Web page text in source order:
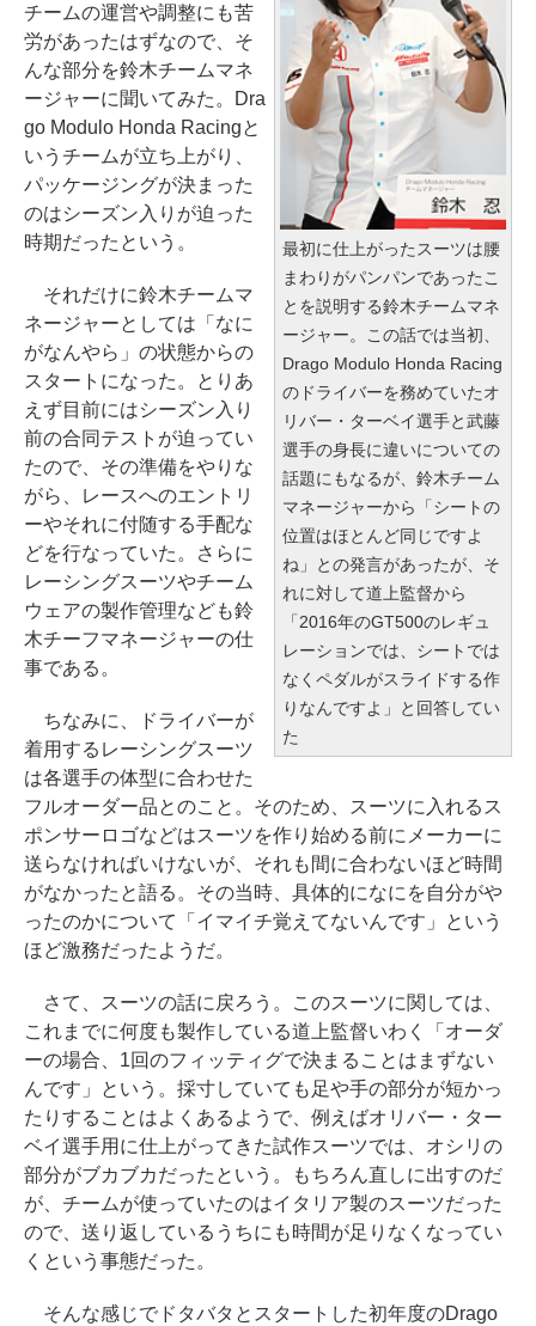
最初に仕上がったスーツは腰
まわりがパンパンであったこ
とを説明する鈴木チームマネ
ージャー。この話では当初、
Drago Modulo Honda Racing
のドライバーを務めていたオ
リバー・ターベイ選手と武藤
選手の身長に違いについての
話題にもなるが、鈴木チーム
マネージャーから「シートの
位置はほとんど同じですよ
ね」との発言があったが、そ
れに対して道上監督から
「2016年のGT500のレギュ
レーションでは、シートでは
なくペダルがスライドする作
りなんですよ」と回答してい
た
チームの運営や調整にも苦
労があったはずなので、そ
んな部分を鈴木チームマネ
ージャーに聞いてみた。Dra
go Modulo Honda Racingと
いうチームが立ち上がり、
パッケージングが決まった
のはシーズン入りが迫った
時期だったという。
それだけに鈴木チームマ
ネージャーとしては「なに
がなんやら」の状態からの
スタートになった。とりあ
えず目前にはシーズン入り
前の合同テストが迫ってい
たので、その準備をやりな
がら、レースへのエントリ
ーやそれに付随する手配な
どを行なっていた。さらに
レーシングスーツやチーム
ウェアの製作管理なども鈴
木チーフマネージャーの仕
事である。
ちなみに、ドライバーが
着用するレーシングスーツ
は各選手の体型に合わせた
フルオーダー品とのこと。そのため、スーツに入れるス
ポンサーロゴなどはスーツを作り始める前にメーカーに
送らなければいけないが、それも間に合わないほど時間
がなかったと語る。その当時、具体的になにを自分がや
ったのかについて「イマイチ覚えてないんです」という
ほど激務だったようだ。
さて、スーツの話に戻ろう。このスーツに関しては、
これまでに何度も製作している道上監督いわく「オーダ
ーの場合、1回のフィッティグで決まることはまずない
んです」という。採寸していても足や手の部分が短かっ
たりすることはよくあるようで、例えばオリバー・ター
ベイ選手用に仕上がってきた試作スーツでは、オシリの
部分がブカブカだったという。もちろん直しに出すのだ
が、チームが使っていたのはイタリア製のスーツだった
ので、送り返しているうちにも時間が足りなくなってい
くという事態だった。
そんな感じでドタバタとスタートした初年度のDrago